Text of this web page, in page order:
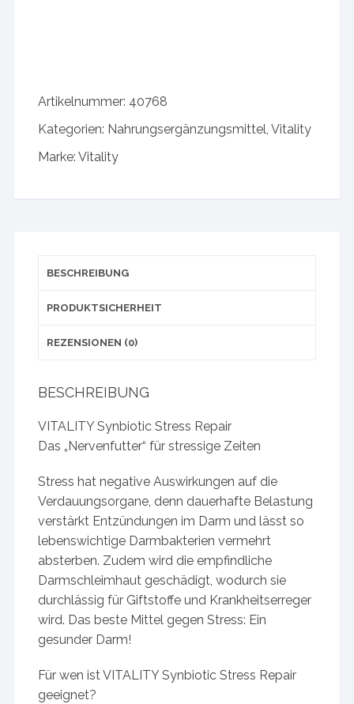
Artikelnummer: 40768
Kategorien: Nahrungsergänzungsmittel,Vitality
Marke:Vitality
BESCHREIBUNG
PRODUKTSICHERHEIT
REZENSIONEN (0)
BESCHREIBUNG
VITALITY Synbiotic Stress Repair
Das „Nervenfutter“ für stressige Zeiten
Stress hat negative Auswirkungen auf die
Verdauungsorgane, denn dauerhafte Belastung
verstärkt Entzündungen im Darm und lässt so
lebenswichtige Darmbakterien vermehrt
absterben. Zudem wird die empfindliche
Darmschleimhaut geschädigt, wodurch sie
durchlässig für Giftstoffe und Krankheitserreger
wird. Das beste Mittel gegen Stress: Ein
gesunder Darm!
Für wen ist VITALITY Synbiotic Stress Repair
geeignet?